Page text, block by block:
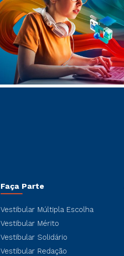
Faça Parte
Vestibular Múltipla Escolha
Vestibular Mérito
Vestibular Solidário
Vestibular Redação